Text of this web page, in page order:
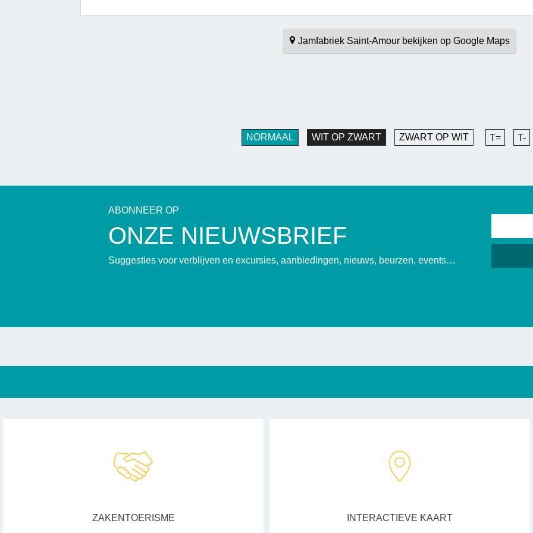
Jamfabriek Saint-Amour bekijken op Google Maps
NORMAAL WIT OP ZWART ZWART OP WIT T= T-
ABONNEER OP
ONZE NIEUWSBRIEF
Suggesties voor verblijven en excursies, aanbiedingen, nieuws, beurzen, events…
ZAKENTOERISME INTERACTIEVE KAART